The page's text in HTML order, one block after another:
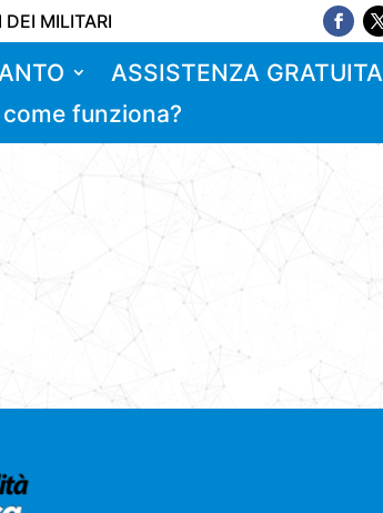
DEI MILITARI
ASSISTENZA GRATUITA
funziona?